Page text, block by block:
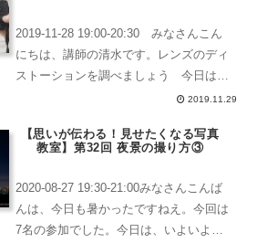
2019-11-28 19:00-20:30 みなさんこん
にちは、講師の清水です。レンズのディ
ストーションを調べましょう 今日は、
「構図」の内容に入る前に受講生の皆さ
ョンがどう言ったタイプなのかを調べる
2019.11.29
【思いが伝わる！見せたくなる写真
教室】第32回 夜景の撮り方③
2020-08-27 19:30-21:00みなさんこんば
んは、今日も暑かったですねえ。今回は
7名の参加でした。今日は、いよいよ夜